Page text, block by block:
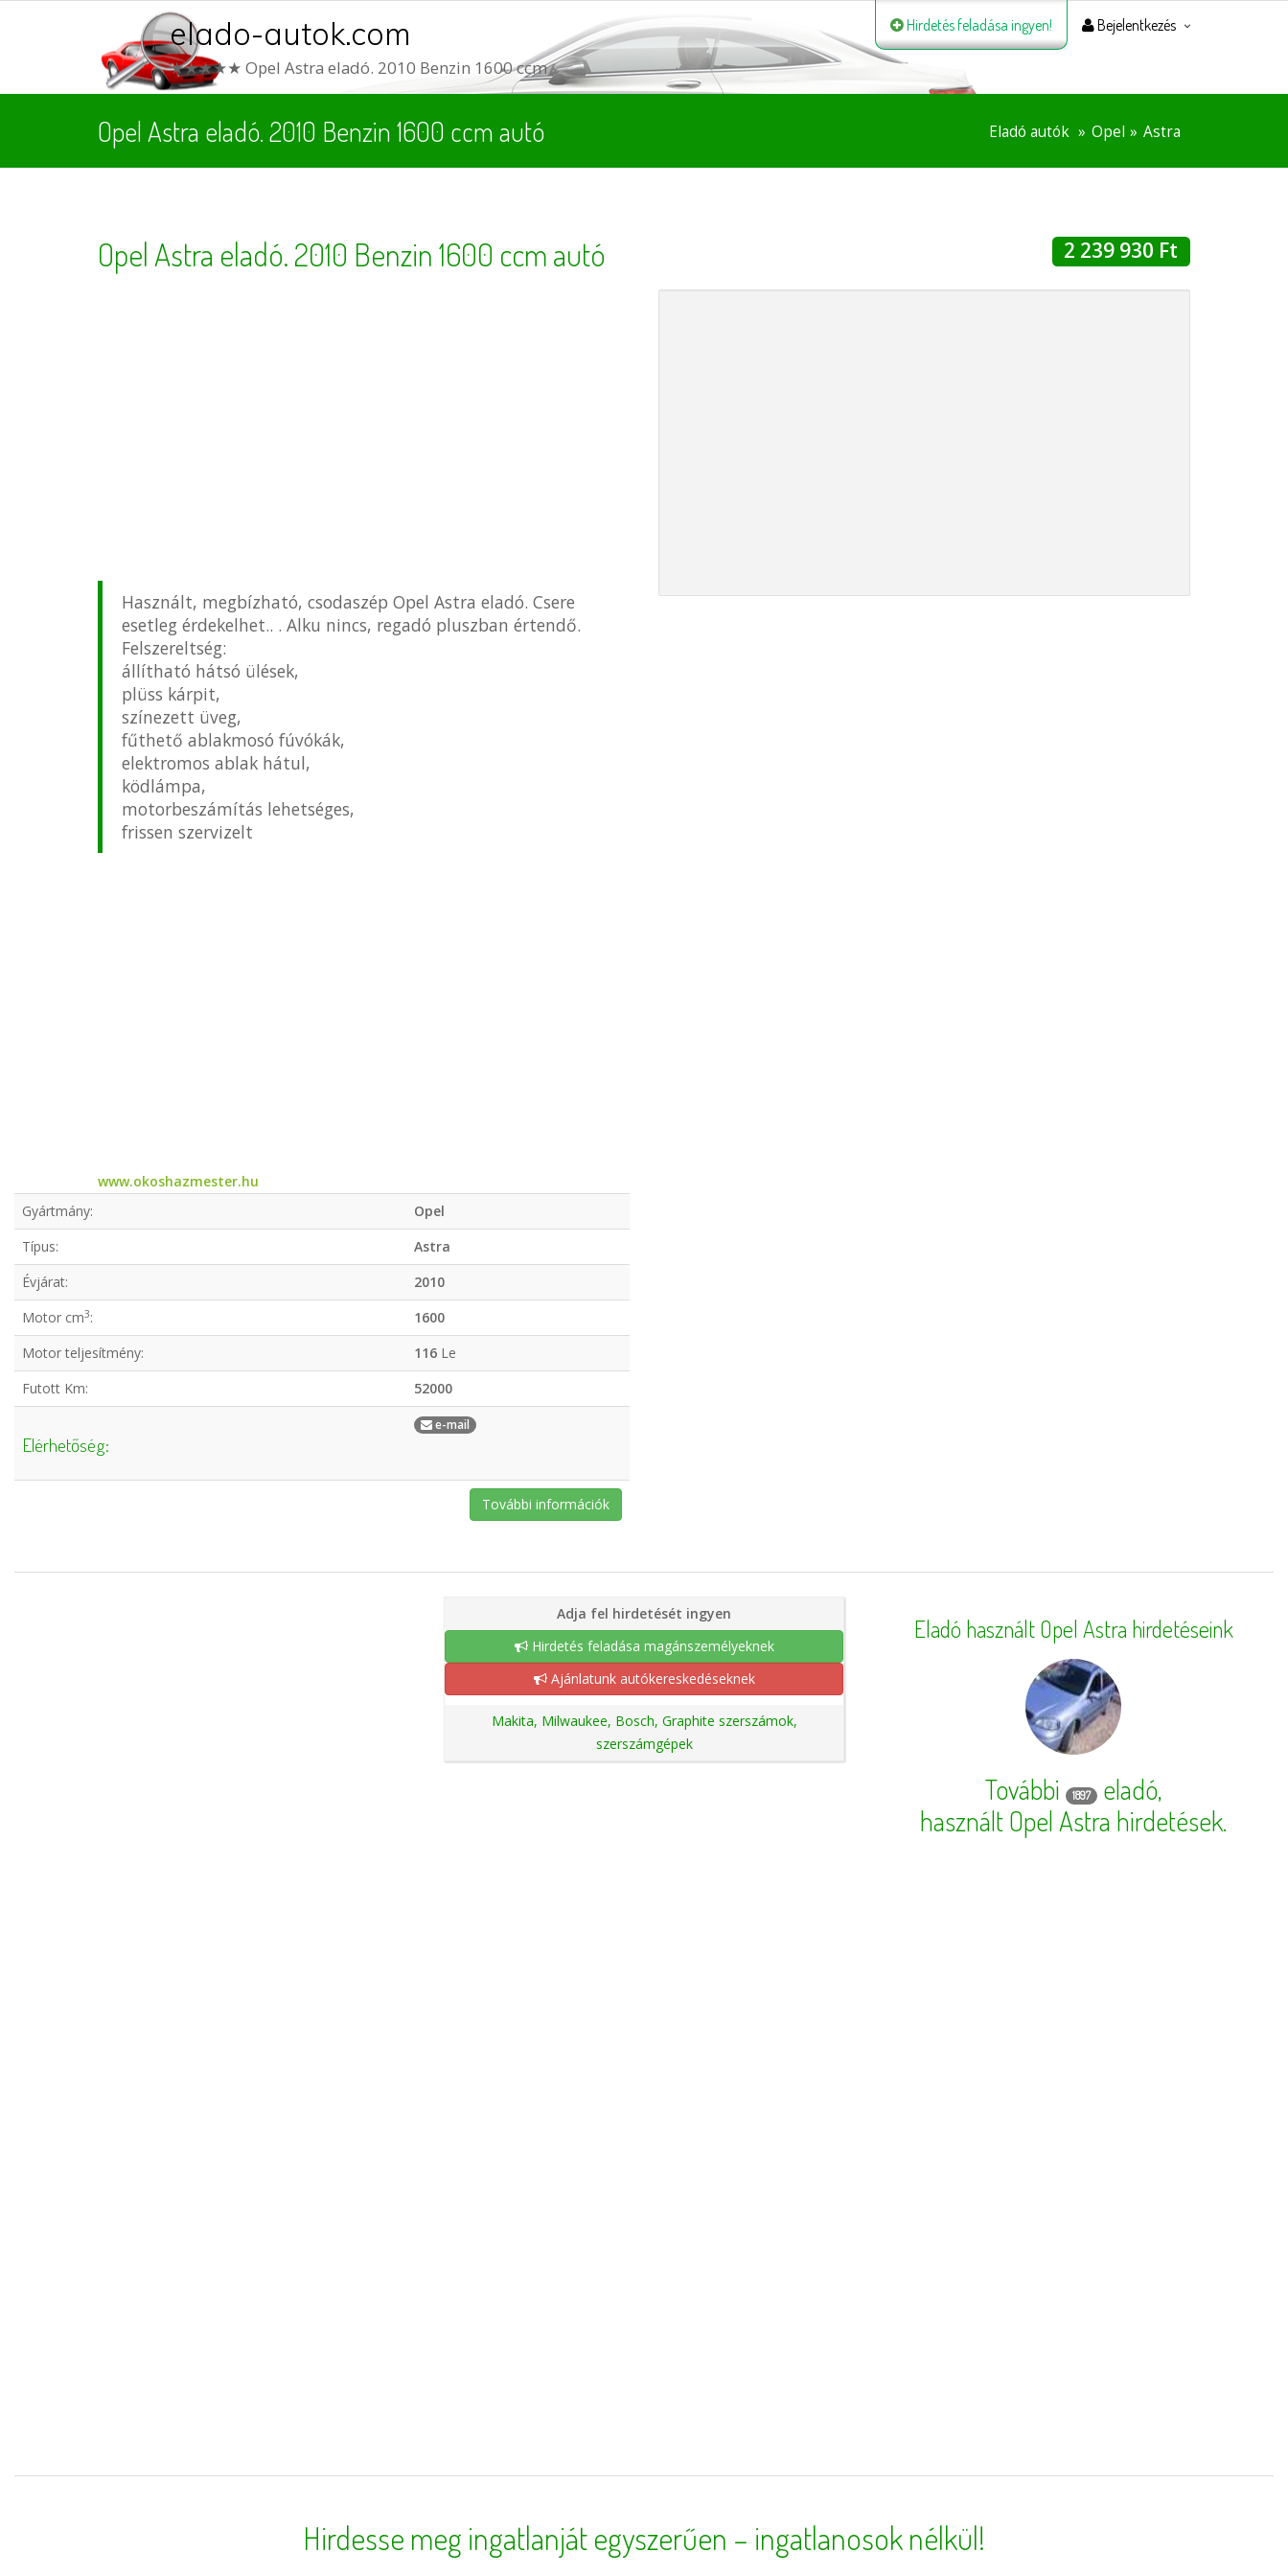
elado-autok.com
★★★★★ Opel Astra eladó. 2010 Benzin 1600 ccm
Hirdetés feladása ingyen! Bejelentkezés
Opel Astra eladó. 2010 Benzin 1600 ccm autó Eladó autók Opel Astra
Opel Astra eladó. 2010 Benzin 1600 ccm autó 2 239 930 Ft
Használt, megbízható, csodaszép Opel Astra eladó. Csere
esetleg érdekelhet.. . Alku nincs, regadó pluszban értendő.
Felszereltség:
állítható hátsó ülések,
plüss kárpit,
színezett üveg,
fűthető ablakmosó fúvókák,
elektromos ablak hátul,
ködlámpa,
motorbeszámítás lehetséges,
frissen szervizelt
www.okoshazmester.hu
Gyártmány:
Opel
Típus:
Astra
Évjárat:
2010
Motor cm3:
1600
Motor teljesítmény:
116 Le
Futott Km:
52000
Elérhetőség:
e-mail
További információk
Adja fel hirdetését ingyen
Hirdetés feladása magánszemélyeknek
Ajánlatunk autókereskedéseknek
Makita, Milwaukee, Bosch, Graphite szerszámok,
szerszámgépek
Eladó használt Opel Astra hirdetéseink
További 1897 eladó,
használt Opel Astra hirdetések.
Hirdesse meg ingatlanját egyszerűen – ingatlanosok nélkül!